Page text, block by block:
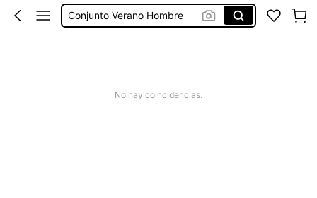
Conjunto Verano Hombre
No hay coincidencias.